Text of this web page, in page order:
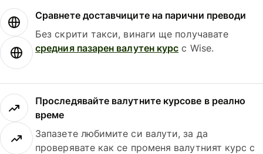
Сравнете доставчиците на парични преводи
Без скрити такси, винаги ще получавате
средния пазарен валутен курс с Wise.
Проследявайте валутните курсове в реално
време
Запазете любимите си валути, за да
проверявате как се променя валутният курс с